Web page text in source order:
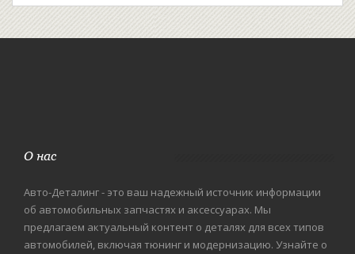
О нас
Авто-Деталинг - это ваш надежный источник информации
об автомобильных запчастях и аксессуарах. Мы
предлагаем актуальный контент о деталях для всех типов
автомобилей, включая тюнинг и модернизацию. Узнайте о